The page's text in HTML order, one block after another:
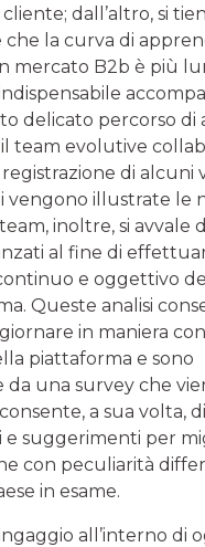
dall’altro, si
che la curva di
mercato B2b è più
delicato percorso di
team evolutive
di alcuni
vengono illustrate le
inoltre, si avvale
al fine di
e oggettivo
Queste analisi
in maniera
piattaforma e sono
da una survey che
a sua volta,
suggerimenti per
con peculiarità
in esame.
all’interno di